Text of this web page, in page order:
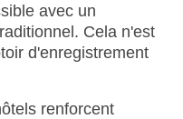
avec un
Cela n'est
d'enregistrement
renforcent